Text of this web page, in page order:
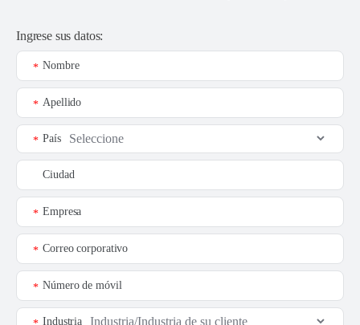
Ingrese sus datos:
Nombre
*
Apellido
*
País
*
Ciudad
Empresa
*
Correo corporativo
*
Número de móvil
*
Industria